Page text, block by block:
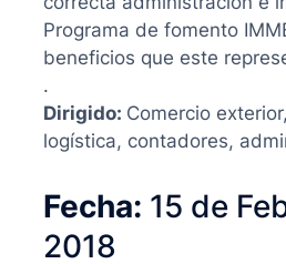
Programa de fomento
beneficios que este
.
Dirigido: Comercio
logística, contadores,
Fecha: 15 de
2018